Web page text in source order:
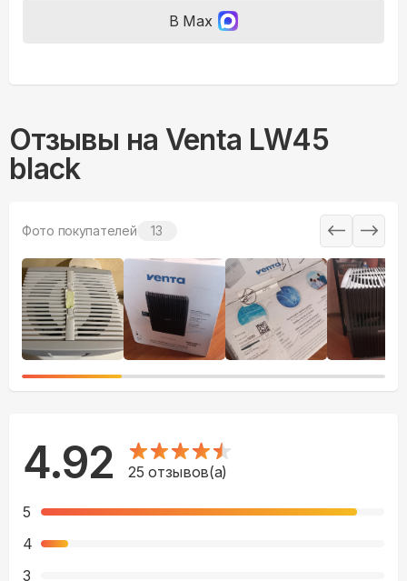
В Max
Отзывы на Venta LW45
black
Фото покупателей 13
4.92 25 отзывов(а)
5
4
3